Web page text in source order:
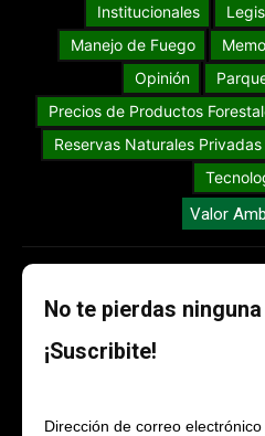
Institucionales
Manejo de Fuego
Opinión
Precios de Productos
Reservas Naturales Privadas
Valor
No te pierdas
¡Suscribite!
Dirección de correo electrónico